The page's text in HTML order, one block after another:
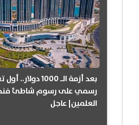
بعد أزمة الـ 1000
رسمي على رسوم شاطئ
العلمين| عاجل